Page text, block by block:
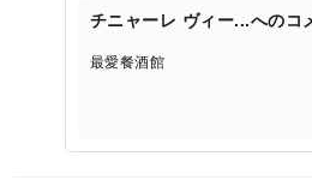
チニャーレ ヴィー...へのコ
最愛餐酒館